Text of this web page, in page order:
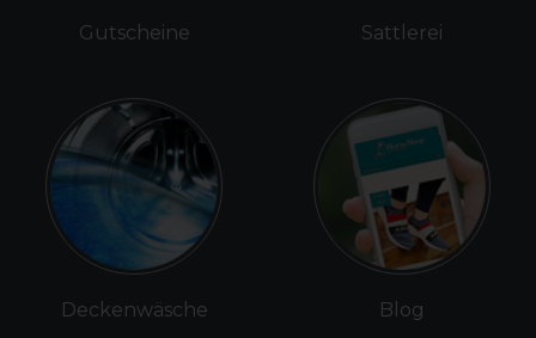
Gutscheine
Deckenwäsche
Sattlerei
Blog